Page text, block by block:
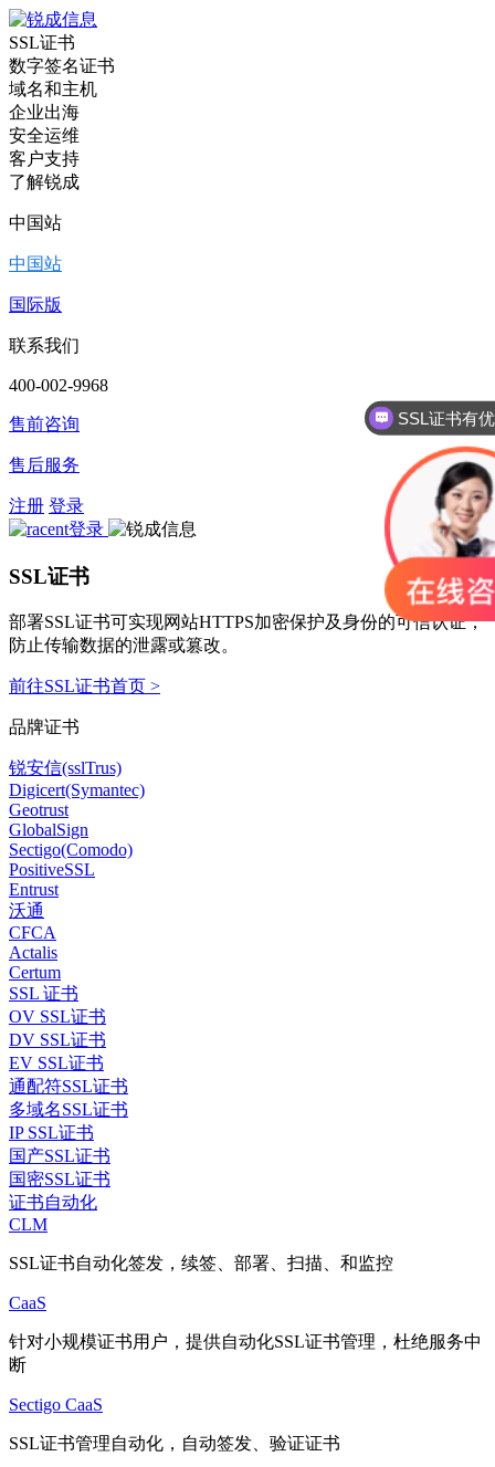
SSL证书
数字签名证书
域名和主机
企业出海
安全运维
客户支持
了解锐成
中国站
中国站
国际版
联系我们
400-002-9968
售前咨询
售后服务
注册 登录
SSL证书
部署SSL证书可实现网站HTTPS加密保护及身份的可信认证，
防止传输数据的泄露或篡改。
前往SSL证书首页 >
品牌证书
锐安信(sslTrus)
Digicert(Symantec)
Geotrust
GlobalSign
Sectigo(Comodo)
PositiveSSL
Entrust
沃通
CFCA
Actalis
Certum
SSL 证书
OV SSL证书
DV SSL证书
EV SSL证书
通配符SSL证书
多域名SSL证书
IP SSL证书
国产SSL证书
国密SSL证书
证书自动化
CLM
SSL证书自动化签发，续签、部署、扫描、和监控
CaaS
针对小规模证书用户，提供自动化SSL证书管理，杜绝服务中
断
Sectigo CaaS
SSL证书管理自动化，自动签发、验证证书